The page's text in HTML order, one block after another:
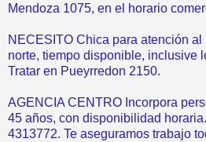
Mendoza 1075, en el horario
NECESITO Chica para atención
norte, tiempo disponible, inclusive
Tratar en Pueyrredon 2150.
AGENCIA CENTRO Incorpora
45 años, con disponibilidad
4313772. Te aseguramos trabajo